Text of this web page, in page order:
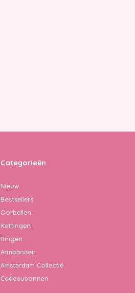
Categorieën
Nieuw
Bestsellers
Oorbellen
Kettingen
Ringen
Armbanden
Amsterdam Collectie
Cadeaubonnen